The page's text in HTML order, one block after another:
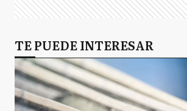
TE PUEDE INTERESAR